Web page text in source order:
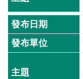
主
題
政
策
訊